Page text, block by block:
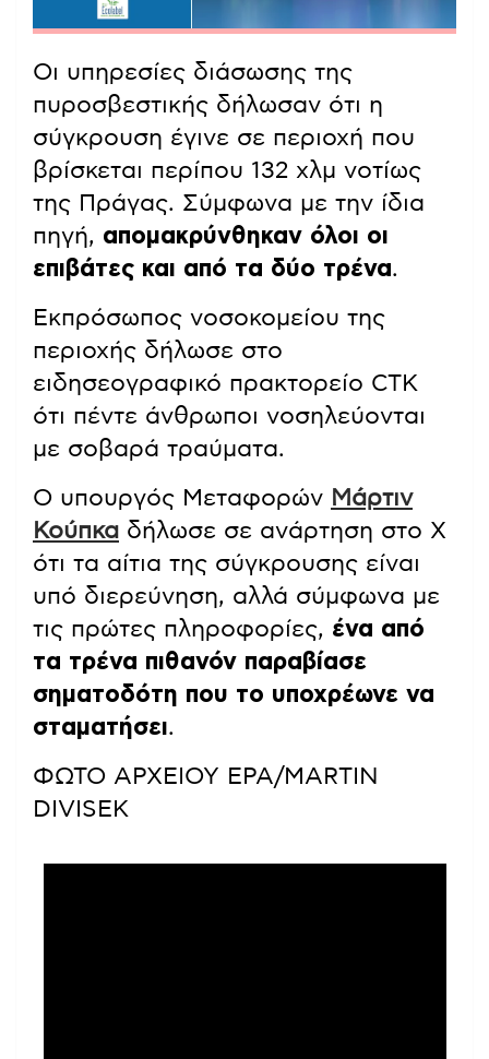
Οι υπηρεσίες διάσωσης της
πυροσβεστικής δήλωσαν ότι η
σύγκρουση έγινε σε περιοχή που
βρίσκεται περίπου 132 χλμ νοτίως
της Πράγας. Σύμφωνα με την ίδια
πηγή, απομακρύνθηκαν όλοι οι
επιβάτες και από τα δύο τρένα.
Εκπρόσωπος νοσοκομείου της
περιοχής δήλωσε στο
ειδησεογραφικό πρακτορείο CTK
ότι πέντε άνθρωποι νοσηλεύονται
με σοβαρά τραύματα.
Ο υπουργός Μεταφορών Μάρτιν
Κούπκα δήλωσε σε ανάρτηση στο Χ
ότι τα αίτια της σύγκρουσης είναι
υπό διερεύνηση, αλλά σύμφωνα με
τις πρώτες πληροφορίες, ένα από
τα τρένα πιθανόν παραβίασε
σηματοδότη που το υποχρέωνε να
σταματήσει.
ΦΩΤΟ ΑΡΧΕΙΟΥ EPA/MARTIN
DIVISEK